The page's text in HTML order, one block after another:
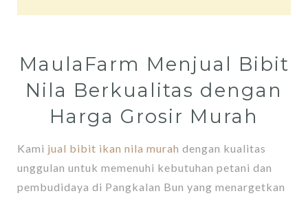
MaulaFarm Menjual Bibit
Nila Berkualitas dengan
Harga Grosir Murah
Kami jual bibit ikan nila murah dengan kualitas
unggulan untuk memenuhi kebutuhan petani dan
pembudidaya di Pangkalan Bun yang menargetkan